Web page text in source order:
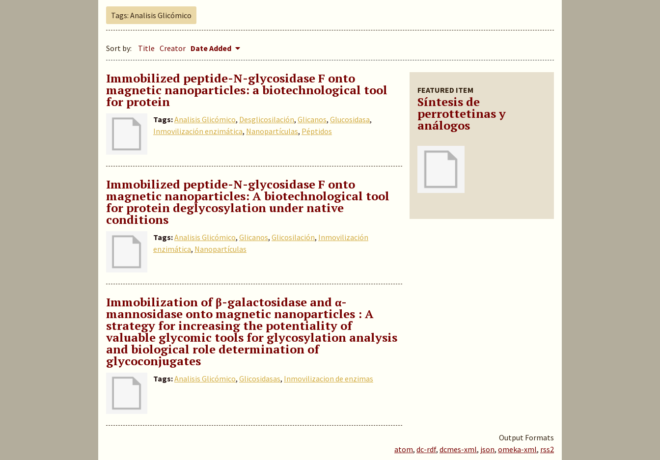
Tags: Analisis Glicómico
Sort by: Title Creator Date Added
FEATURED ITEM
Síntesis de
perrottetinas y
análogos
Immobilized peptide-N-glycosidase F onto
magnetic nanoparticles: a biotechnological tool
for protein
Tags:Analisis Glicómico, Desglicosilación, Glicanos, Glucosidasa,
Inmovilización enzimática, Nanopartículas, Péptidos
Immobilized peptide-N-glycosidase F onto
magnetic nanoparticles: A biotechnological tool
for protein deglycosylation under native
conditions
Tags:Analisis Glicómico, Glicanos, Glicosilación, Inmovilización
enzimática, Nanopartículas
Immobilization of β-galactosidase and α-
mannosidase onto magnetic nanoparticles : A
strategy for increasing the potentiality of
valuable glycomic tools for glycosylation analysis
and biological role determination of
glycoconjugates
Tags:Analisis Glicómico, Glicosidasas, Inmovilizacion de enzimas
Output Formats
atom, dc-rdf, dcmes-xml, json, omeka-xml, rss2